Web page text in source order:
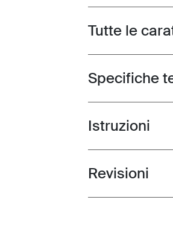
Tutte le
Specifiche
Toggle
Istruzioni
Toggle overview
Revisioni